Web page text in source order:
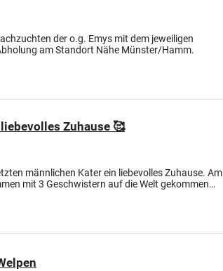
der o.g. Emys mit dem jeweiligen
am Standort Nähe Münster/Hamm.
Zuhause 🥰
männlichen Kater ein liebevolles Zuhause. Am
mit 3 Geschwistern auf die Welt gekommen